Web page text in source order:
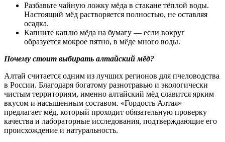
Разбавьте чайную ложку мёда в стакане тёплой воды.
Настоящий мёд растворяется полностью, не оставляя
осадка.
Капните каплю мёда на бумагу — если вокруг
образуется мокрое пятно, в мёде много воды.
Почему стоит выбирать алтайский мёд?
Алтай считается одним из лучших регионов для пчеловодства
в России. Благодаря богатому разнотравью и экологически
чистым территориям, именно алтайский мёд славится ярким
вкусом и насыщенным составом. «Гордость Алтая»
предлагает мёд, который проходит обязательную проверку
качества и лабораторные исследования, подтверждающие его
происхождение и натуральность.